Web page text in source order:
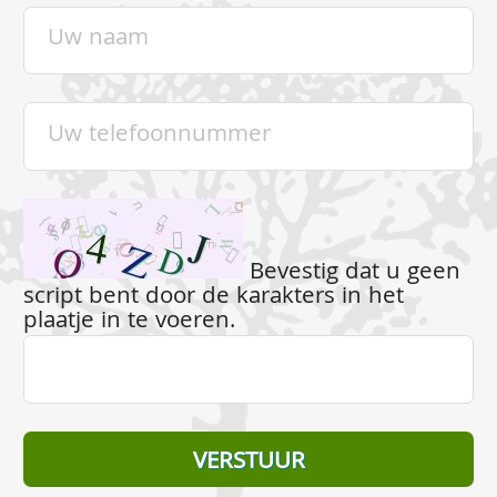
Bevestig dat u geen
script bent door de karakters in het
plaatje in te voeren.